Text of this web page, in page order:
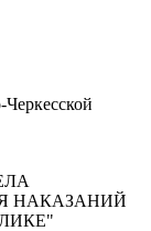
НАКАЗАНИЙ